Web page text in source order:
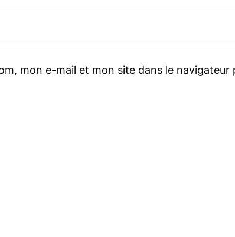
mon e-mail et mon site dans le